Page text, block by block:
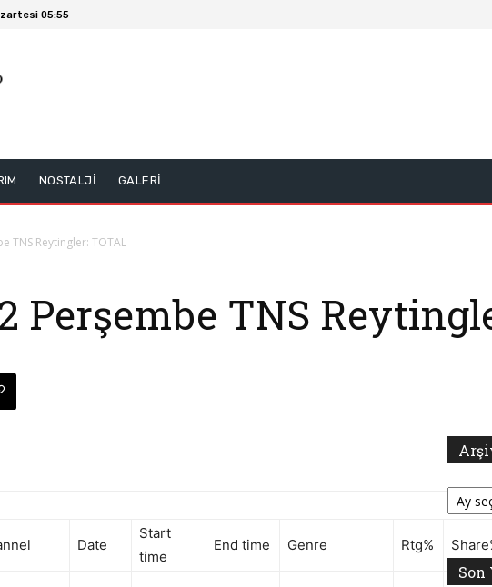
05:55
NOSTALJİ GALERİ
TNS Reytingler: TOTAL
Perşembe TNS
Date
Start
time
End time Genre Rtg%
Arşiv
Son